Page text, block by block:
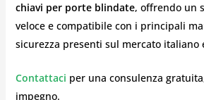
chiavi per porte blindate, offrendo un
veloce e compatibile con i principali
sicurezza presenti sul mercato italiano
Contattaci per una consulenza
impegno.